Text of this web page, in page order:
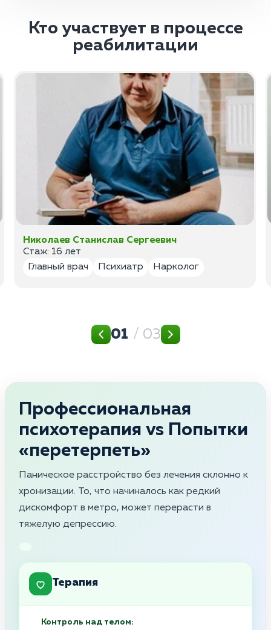
Кто участвует в процессе
реабилитации
Николаев Станислав Сергеевич
Стаж: 16 лет
Главный врач
Психиатр Нарколог
01 / 03
Профессиональная
психотерапия vs Попытки
«перетерпеть»
Паническое расстройство без лечения склонно к
хронизации. То, что начиналось как редкий
дискомфорт в метро, может перерасти в
тяжелую депрессию.
Терапия
Контроль над телом: